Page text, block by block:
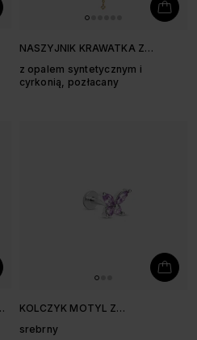
NASZYJNIK KRAWATKA Z
z opalem syntetycznym i
cyrkonią, pozłacany
KOLCZYK MOTYL Z
MM
srebrny